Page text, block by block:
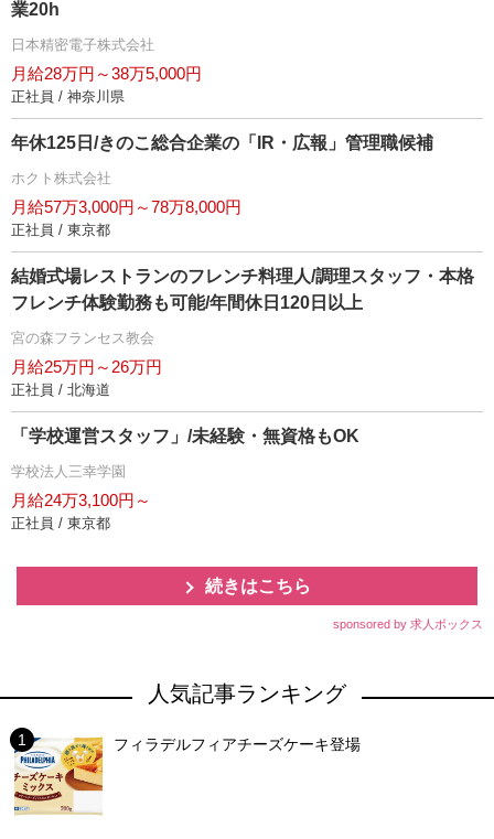
業20h
日本精密電子株式会社
月給28万円～38万5,000円
正社員 / 神奈川県
年休125日/きのこ総合企業の「IR・広報」管理職候補
ホクト株式会社
月給57万3,000円～78万8,000円
正社員 / 東京都
結婚式場レストランのフレンチ料理人/調理スタッフ・本格
フレンチ体験勤務も可能/年間休日120日以上
宮の森フランセス教会
月給25万円～26万円
正社員 / 北海道
「学校運営スタッフ」/未経験・無資格もOK
学校法人三幸学園
月給24万3,100円～
正社員 / 東京都
続きはこちら
sponsored by 求人ボックス
人気記事ランキング
フィラデルフィアチーズケーキ登場